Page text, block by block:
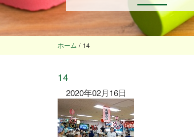
ホーム / 14
14
2020年02月16日